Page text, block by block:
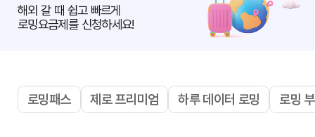
해외 갈 때 쉽고 빠르게
로밍요금제를 신청하세요!
로밍패스 제로 프리미엄 하루 데이터 로밍 로밍